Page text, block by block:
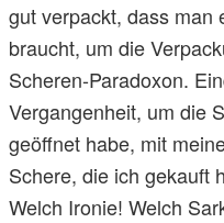
gut verpackt, dass man
braucht, um die
Scheren-Paradoxon.
Vergangenheit, um die
geöffnet habe, mit
Schere, die ich gekauft
Welch Ironie! Welch